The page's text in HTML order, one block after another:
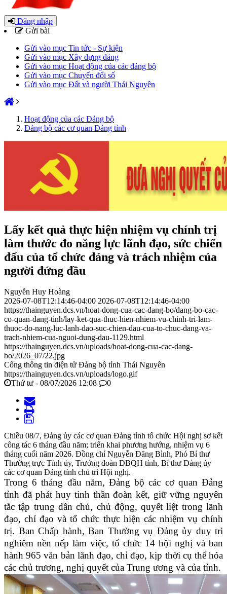
Đăng nhập
Gửi bài
Gửi vào mục Tin tức - Sự kiện
Gửi vào mục Xây dựng đảng
Gửi vào mục Hoạt động của các đảng bộ
Gửi vào mục Chuyển đổi số
Gửi vào mục Đất và người Thái Nguyên
Hoạt động của các Đảng bộ
Đảng bộ các cơ quan Đảng tỉnh
Lấy kết quả thực hiện nhiệm vụ chính trị
làm thước đo năng lực lãnh đạo, sức chiến
đấu của tổ chức đảng và trách nhiệm của
người đứng đầu
Nguyễn Huy Hoàng
2026-07-08T12:14:46-04:00 2026-07-08T12:14:46-04:00
https://thainguyen.dcs.vn/hoat-dong-cua-cac-dang-bo/dang-bo-cac-
co-quan-dang-tinh/lay-ket-qua-thuc-hien-nhiem-vu-chinh-tri-lam-
thuoc-do-nang-luc-lanh-dao-suc-chien-dau-cua-to-chuc-dang-va-
trach-nhiem-cua-nguoi-dung-dau-1129.html
https://thainguyen.dcs.vn/uploads/hoat-dong-cua-cac-dang-
bo/2026_07/22.jpg
Cổng thông tin điện tử Đảng bộ tỉnh Thái Nguyên
https://thainguyen.dcs.vn/uploads/logo.gif
Thứ tư - 08/07/2026 12:08
0
Chiều 08/7, Đảng ủy các cơ quan Đảng tỉnh tổ chức Hội nghị sơ kết
công tác 6 tháng đầu năm; triển khai phương hướng, nhiệm vụ 6
tháng cuối năm 2026. Đồng chí Nguyễn Đăng Bình, Phó Bí thư
Thường trực Tỉnh ủy, Trưởng đoàn ĐBQH tỉnh, Bí thư Đảng ủy
các cơ quan Đảng tỉnh chủ trì Hội nghị.
Trong 6 tháng đầu năm, Đảng bộ các cơ quan Đảng
tỉnh đã phát huy tinh thần đoàn kết, giữ vững nguyên
tắc tập trung dân chủ, chủ động, quyết liệt trong lãnh
đạo, chỉ đạo và tổ chức thực hiện các nhiệm vụ chính
trị. Ban Chấp hành, Ban Thường vụ Đảng ủy duy trì
nghiêm nền nếp làm việc, tổ chức 14 hội nghị và ban
hành 965 văn bản lãnh đạo, chỉ đạo, kịp thời cụ thể hóa
các chủ trương, nghị quyết của Trung ương và của tỉnh.